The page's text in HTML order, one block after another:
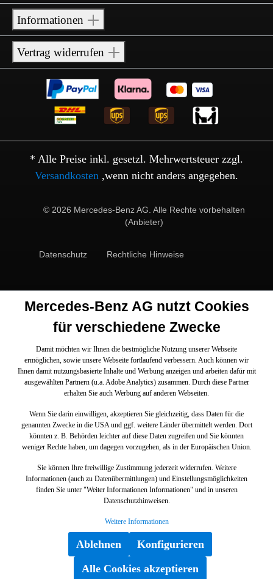
Informationen
Vertrag widerrufen
* Alle Preise inkl. gesetzl. Mehrwertsteuer zzgl.
Versandkosten ,wenn nicht anders angegeben.
© 2026 Mercedes-Benz AG. Alle Rechte vorbehalten
(Anbieter)
Datenschutz Rechtliche Hinweise
Mercedes-Benz AG nutzt Cookies
für verschiedene Zwecke
Damit möchten wir Ihnen die bestmögliche Nutzung unserer Webseite
ermöglichen, sowie unsere Webseite fortlaufend verbessern. Auch können wir
Ihnen damit nutzungsbasierte Inhalte und Werbung anzeigen und arbeiten dafür mit
ausgewählten Partnern (u.a. Adobe Analytics) zusammen. Durch diese Partner
erhalten Sie auch Werbung auf anderen Webseiten.
Wenn Sie darin einwilligen, akzeptieren Sie gleichzeitig, dass Daten für die
genannten Zwecke in die USA und ggf. weitere Länder übermittelt werden. Dort
könnten z. B. Behörden leichter auf diese Daten zugreifen und Sie könnten
weniger Rechte haben, um dagegen vorzugehen, als in der Europäischen Union.
Sie können Ihre freiwillige Zustimmung jederzeit widerrufen. Weitere
Informationen (auch zu Datenübermittlungen) und Einstellungsmöglichkeiten
finden Sie unter "Weiter Informationen Informationen" und in unseren
Datenschutzhinweisen.
Weitere Informationen
Ablehnen
Konfigurieren
Alle Cookies akzeptieren